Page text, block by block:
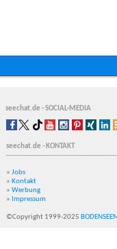
seechat.de - SOCIAL-MEDIA
seechat.de - KONTAKT
» Jobs
» Kontakt
» Werbung
» Impressum
©Copyright 1999-2025